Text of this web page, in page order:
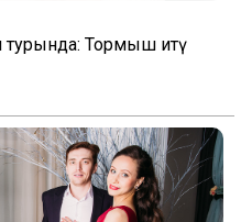
турында: Тормыш итү